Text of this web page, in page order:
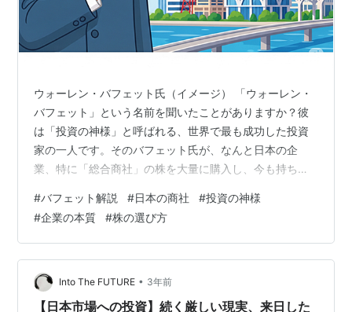
ウォーレン・バフェット氏（イメージ） 「ウォーレン・
バフェット」という名前を聞いたことがありますか？彼
は「投資の神様」と呼ばれる、世界で最も成功した投資
家の一人です。そのバフェット氏が、なんと日本の企
業、特に「総合商社」の株を大量に購入し、今も持ち続
あのバフェット氏が、日本の総合商社に目をつけ、しか
も手放さないのでしょうか？「商社」って、実は何がス
ゴイの？そんな疑問に、初心者にも分かりやすくお答え
します！ そもそも「総合商社」って何をしているの？ 総
合商社は、世界中でビジネスを生み出し、育てている
（イメージ） 「総合商社」と聞くと、「貿易」の…
#バフェット解説 #日本の商社 #投資の神様
#企業の本質 #株の選び方
Into The FUTURE • 3年前
【日本市場への投資】続く厳しい現実、来日した